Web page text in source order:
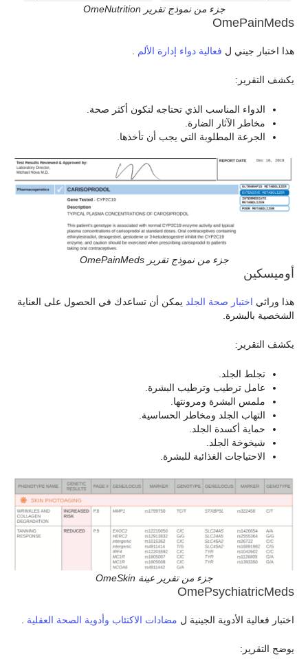
جزء من نموذج تقرير OmeNutrition
OmePainMeds
هذا اختبار جيني ل فعالية دواء إدارة الألم
يكشف التقرير:
الدواء المناسب الذي تحتاجه لتكون أكثر صحة.
مخاطر الآثار الضارة.
الجرعة المطلوبة التي يجب أن تأخذها.
جزء من نموذج تقرير OmePainMeds
أوميسكين
هذا وراثي اختبار صحة الجلد يمكن أن تساعدك في الحصول على العناية
الشخصية بالبشرة.
يكشف التقرير:
تجلط الجلد.
عامل ترطيب وترطيب البشرة.
ملمس البشرة ومرونتها.
التهاب الجلد ومخاطر الحساسية.
حماية أكسدة الجلد.
شيخوخة الجلد.
الاحتياجات الغذائية للبشرة.
جزء من تقرير عينة OmeSkin
OmePsychiatricMeds
اختبار فعالية الأدوية الجينية ل مضادات الاكتئاب وأدوية الصحة العقلية
يوضح التقرير: